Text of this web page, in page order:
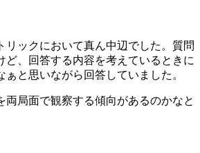
リックにおいて真ん中辺でした。質問
ど、回答する内容を考えているときに
ぁと思いながら回答していました。
両局面で観察する傾向があるのかなと